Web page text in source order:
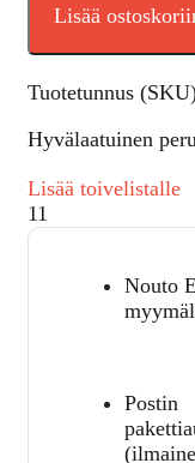
Lisää
Tuotetunnus
Hyvälaatuinen
Lisää toivelistalle
11
Nouto
Postin